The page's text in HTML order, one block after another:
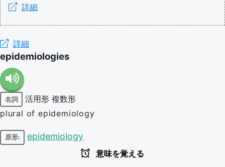
詳細
詳細
epidemiologies
名詞 活用形 複数形
plural of epidemiology
原形: epidemiology
意味を覚える